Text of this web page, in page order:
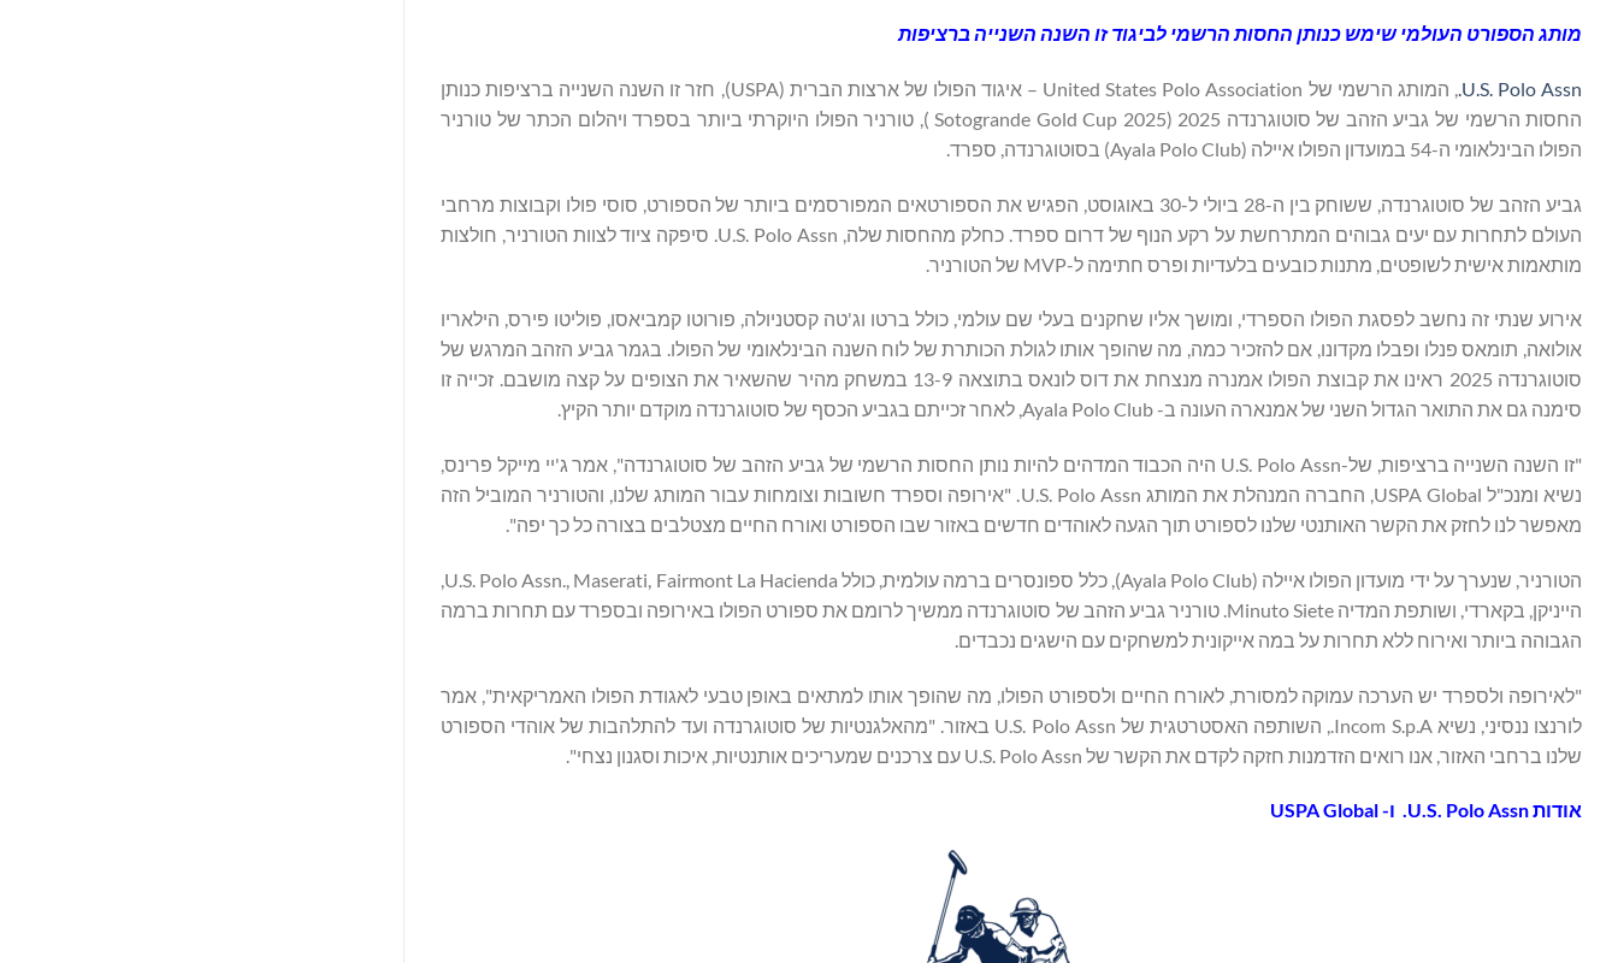
מותג הספורט העולמי שימש כנותן החסות הרשמי לביגוד זו השנה השנייה ברציפות
U.S. Polo Assn.
, המותג הרשמי של United States Polo Association – איגוד הפולו של ארצות הברית (USPA), חזר זו השנה השנייה ברציפות כנותן
החסות הרשמי של גביע הזהב של סוטוגרנדה 2025 (2025 Sotogrande Gold Cup ), טורניר הפולו היוקרתי ביותר בספרד ויהלום הכתר של טורניר
הפולו הבינלאומי ה-54 במועדון הפולו איילה (Ayala Polo Club) בסוטוגרנדה, ספרד.
גביע הזהב של סוטוגרנדה, ששוחק בין ה-28 ביולי ל-30 באוגוסט, הפגיש את הספורטאים המפורסמים ביותר של הספורט, סוסי פולו וקבוצות מרחבי
העולם לתחרות עם יעים גבוהים המתרחשת על רקע הנוף של דרום ספרד. כחלק מהחסות שלה, U.S. Polo Assn. סיפקה ציוד לצוות הטורניר, חולצות
מותאמות אישית לשופטים, מתנות כובעים בלעדיות ופרס חתימה ל-MVP של הטורניר.
אירוע שנתי זה נחשב לפסגת הפולו הספרדי, ומושך אליו שחקנים בעלי שם עולמי, כולל ברטו וג'טה קסטניולה, פורוטו קמביאסו, פוליטו פירס, הילאריו
אולואה, תומאס פנלו ופבלו מקדונו, אם להזכיר כמה, מה שהופך אותו לגולת הכותרת של לוח השנה הבינלאומי של הפולו. בגמר גביע הזהב המרגש של
סוטוגרנדה 2025 ראינו את קבוצת הפולו אמנרה מנצחת את דוס לונאס בתוצאה 13-9 במשחק מהיר שהשאיר את הצופים על קצה מושבם. זכייה זו
סימנה גם את התואר הגדול השני של אמנארה העונה ב- Ayala Polo Club, לאחר זכייתם בגביע הכסף של סוטוגרנדה מוקדם יותר הקיץ.
"זו השנה השנייה ברציפות, של-U.S. Polo Assn היה הכבוד המדהים להיות נותן החסות הרשמי של גביע הזהב של סוטוגרנדה", אמר ג'יי מייקל פרינס,
נשיא ומנכ"ל USPA Global, החברה המנהלת את המותג U.S. Polo Assn. "אירופה וספרד חשובות וצומחות עבור המותג שלנו, והטורניר המוביל הזה
מאפשר לנו לחזק את הקשר האותנטי שלנו לספורט תוך הגעה לאוהדים חדשים באזור שבו הספורט ואורח החיים מצטלבים בצורה כל כך יפה".
הטורניר, שנערך על ידי מועדון הפולו איילה (Ayala Polo Club), כלל ספונסרים ברמה עולמית, כולל U.S. Polo Assn., Maserati, Fairmont La Hacienda,
הייניקן, בקארדי, ושותפת המדיה Minuto Siete. טורניר גביע הזהב של סוטוגרנדה ממשיך לרומם את ספורט הפולו באירופה ובספרד עם תחרות ברמה
הגבוהה ביותר ואירוח ללא תחרות על במה אייקונית למשחקים עם הישגים נכבדים.
"לאירופה ולספרד יש הערכה עמוקה למסורת, לאורח החיים ולספורט הפולו, מה שהופך אותו למתאים באופן טבעי לאגודת הפולו האמריקאית", אמר
לורנצו ננסיני, נשיא Incom S.p.A., השותפה האסטרטגית של U.S. Polo Assn באזור. "מהאלגנטיות של סוטוגרנדה ועד להתלהבות של אוהדי הספורט
שלנו ברחבי האזור, אנו רואים הזדמנות חזקה לקדם את הקשר של U.S. Polo Assn עם צרכנים שמעריכים אותנטיות, איכות וסגנון נצחי".
אודותU.S. Polo Assn. ו-USPA Global